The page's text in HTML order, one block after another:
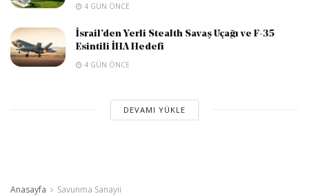
4 GÜN ÖNCE
İsrail’den Yerli Stealth Savaş Uçağı ve F-35
Esintili İHA Hedefi
4 GÜN ÖNCE
DEVAMI YÜKLE
Anasayfa Savunma Sanayii